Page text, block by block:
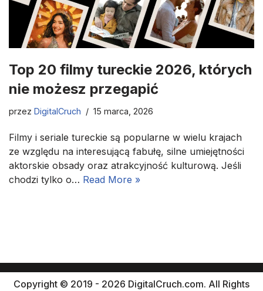
Top 20 filmy tureckie 2026, których
nie możesz przegapić
przez DigitalCruch 15 marca, 2026
Filmy i seriale tureckie są popularne w wielu krajach
ze względu na interesującą fabułę, silne umiejętności
aktorskie obsady oraz atrakcyjność kulturową. Jeśli
chodzi tylko o… Read More »
Copyright © 2019 - 2026 DigitalCruch.com. All Rights